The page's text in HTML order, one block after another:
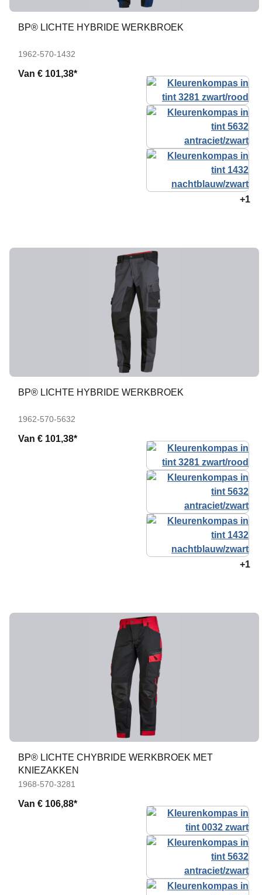
BP® LICHTE HYBRIDE WERKBROEK
1962-570-1432
Van € 101,38*
+1
BP® LICHTE HYBRIDE WERKBROEK
1962-570-5632
Van € 101,38*
+1
BP® LICHTE CHYBRIDE WERKBROEK MET
KNIEZAKKEN
1968-570-3281
Van € 106,88*